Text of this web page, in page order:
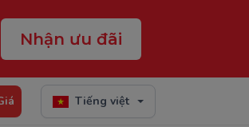
Nhận ưu đãi
Tiếng việt